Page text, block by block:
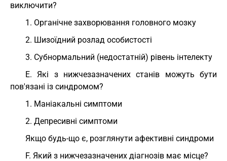
виключити?
1. Органічне захворювання головного мозку
2. Шизоїдний розлад особистості
3. Субнормальний (недостатній) рівень інтелекту
Е. Які з нижчезазначених станів можуть бути
пов'язані із синдромом?
1. Маніакальні симптоми
2. Депресивні симптоми
Якщо будь-що є, розглянути афективні синдроми
F. Який з нижчезазначених діагнозів має місце?